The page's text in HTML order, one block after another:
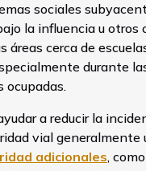
sociales
la influencia u
áreas cerca de
durante
ocupadas.
a reducir la
vial
adicionales,